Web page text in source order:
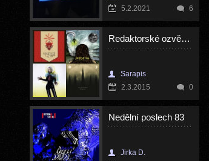
5.2.2021
6
Redaktorské ozvěny - únor 2015
Sarapis
2.3.2015
0
Nedělní poslech 83
Jirka D.